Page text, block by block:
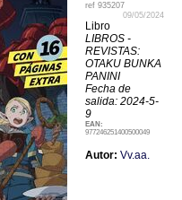
ref 935207
09/05/2024
Libro
LIBROS -
REVISTAS:
OTAKU BUNKA
PANINI
Fecha de
salida: 2024-5-
9
EAN:
977246251400500049
Autor: Vv.aa.